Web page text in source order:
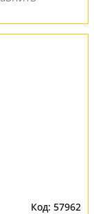
57962